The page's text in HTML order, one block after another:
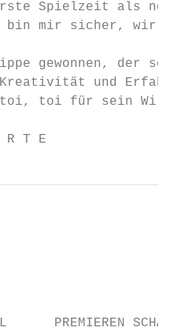
Spielzeit als neuer
bin mir sicher, wir
gewonnen, der
und
toi, toi für sein
W O R T E
PREMIEREN